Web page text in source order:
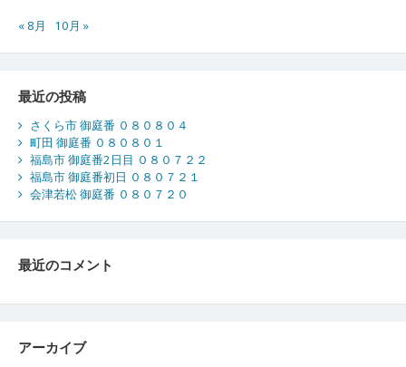
« 8月 10月 »
最近の投稿
さくら市 御庭番 ０８０８０４
町田 御庭番 ０８０８０１
福島市 御庭番2日目 ０８０７２２
福島市 御庭番初日 ０８０７２１
会津若松 御庭番 ０８０７２０
最近のコメント
アーカイブ